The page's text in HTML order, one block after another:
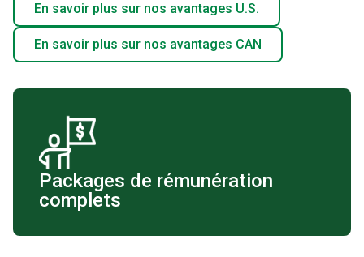
En savoir plus sur nos avantages U.S.
En savoir plus sur nos avantages CAN
Packages de rémunération
complets